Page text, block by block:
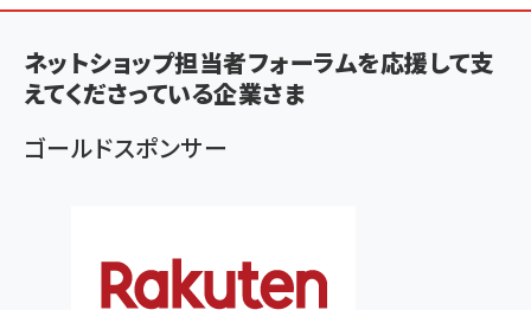
く
ず
ネットショップ担当者フォーラムを応援して支
えてくださっている企業さま
ゴールドスポンサー